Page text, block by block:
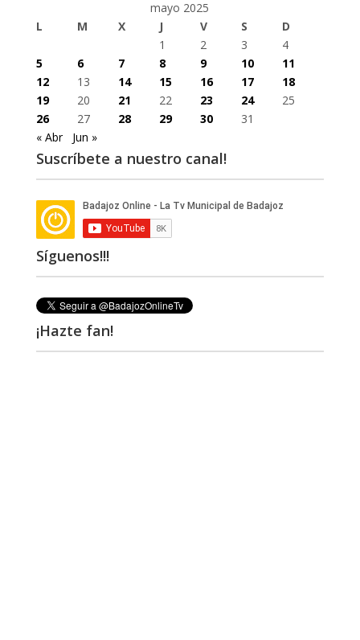
mayo 2025
L
M X J V S
D
1
2 3
4
5
6 7 8 9 10
11
12
13 14 15 16 17
18
19
20 21 22 23 24
25
26
27 28 29 30
31
« Abr
Jun »
Suscríbete a nuestro canal!
Síguenos!!!
¡Hazte fan!